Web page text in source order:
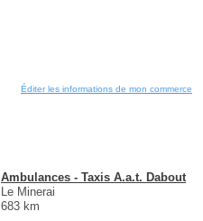
Éditer les informations de mon commerce
Ambulances - Taxis A.a.t. Dabout
Le Minerai
683 km